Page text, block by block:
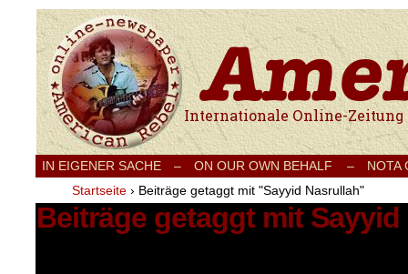
Internationale Onlinezeitung für Frieden,
IN EIGENER SACHE – ON OUR OWN BEHALF –
NOTA
Startseite › Beiträge getaggt mit "Sayyid Nasrullah"
Beiträge getaggt mit